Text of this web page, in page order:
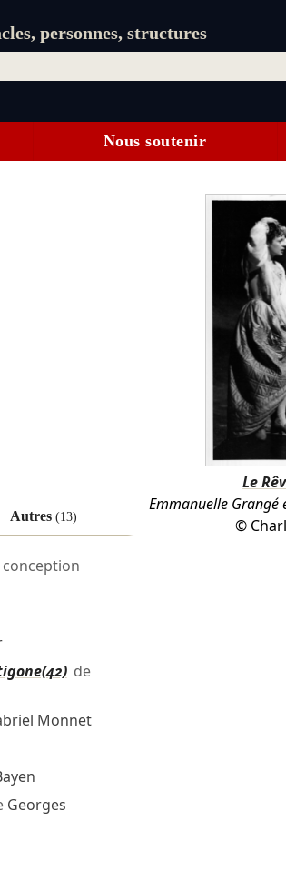
personnes, structures
Nous soutenir
Le
Emmanuelle Grangé
©
Autres (13)
de
Monnet
Georges